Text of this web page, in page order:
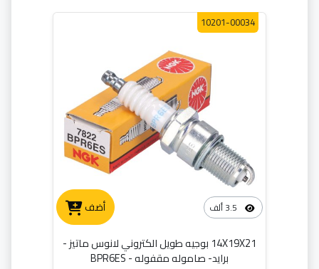
أضف
10201-00034
14X19X21 بوجيه طويل الكتروني لانوس ماتيز -
برايد- صاموله مقفوله - BPR6ES